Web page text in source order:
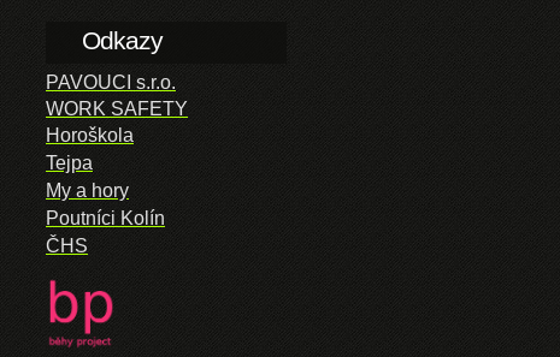
Odkazy
PAVOUCI s.r.o.
WORK SAFETY
Horoškola
Tejpa
My a hory
Poutníci Kolín
ČHS